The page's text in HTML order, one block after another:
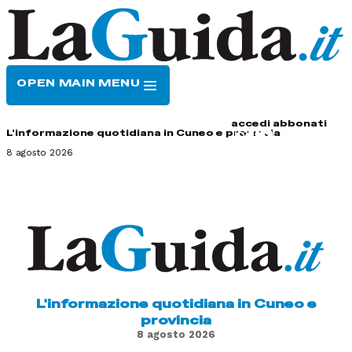
OPEN MAIN MENU
accedi abbonati
L'informazione quotidiana in Cuneo e provincia
8 agosto 2026
L'informazione quotidiana in Cuneo e
provincia
8 agosto 2026